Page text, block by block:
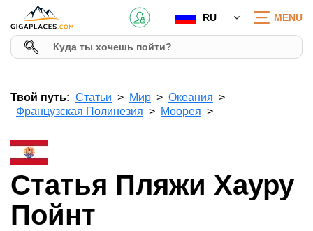
RU MENU
Твой путь: Статьи Мир
Океания
Французская Полинезия
Моорея
Статья Пляжи Хауру
Пойнт